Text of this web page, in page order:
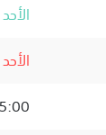
الأحد ، 16
الأحد ، 16
5:00 م - 12:30 ص